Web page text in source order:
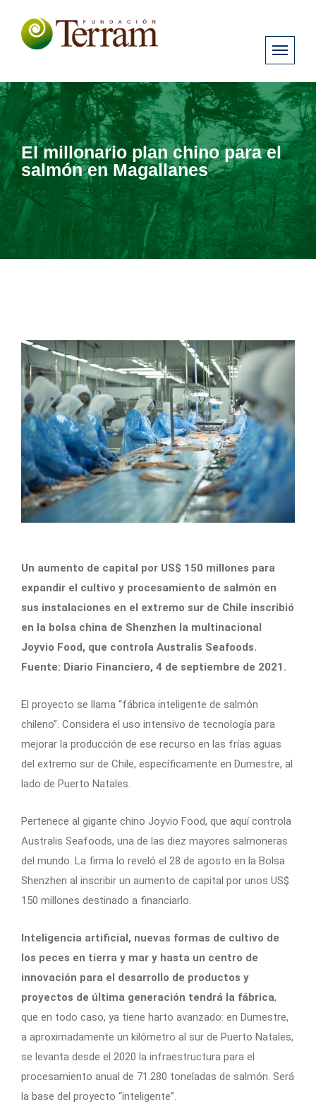
El millonario plan chino para el
salmón en Magallanes
Un aumento de capital por US$ 150 millones para
expandir el cultivo y procesamiento de salmón en
sus instalaciones en el extremo sur de Chile inscribió
en la bolsa china de Shenzhen la multinacional
Joyvio Food, que controla Australis Seafoods.
Fuente: Diario Financiero, 4 de septiembre de 2021.
El proyecto se llama “fábrica inteligente de salmón
chileno”. Considera el uso intensivo de tecnología para
mejorar la producción de ese recurso en las frías aguas
del extremo sur de Chile, específicamente en Dumestre, al
lado de Puerto Natales.
Pertenece al gigante chino Joyvio Food, que aquí controla
Australis Seafoods, una de las diez mayores salmoneras
del mundo. La firma lo reveló el 28 de agosto en la Bolsa
Shenzhen al inscribir un aumento de capital por unos US$
150 millones destinado a financiarlo.
Inteligencia artificial, nuevas formas de cultivo de
los peces en tierra y mar y hasta un centro de
innovación para el desarrollo de productos y
proyectos de última generación tendrá la fábrica,
que en todo caso, ya tiene harto avanzado: en Dumestre,
a aproximadamente un kilómetro al sur de Puerto Natales,
se levanta desde el 2020 la infraestructura para el
procesamiento anual de 71.280 toneladas de salmón. Será
la base del proyecto “inteligente”.